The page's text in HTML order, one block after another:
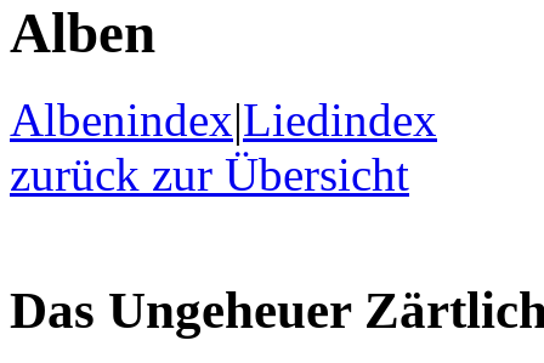
Alben
Albenindex|Liedindex
zurück zur Übersicht
Das Ungeheuer